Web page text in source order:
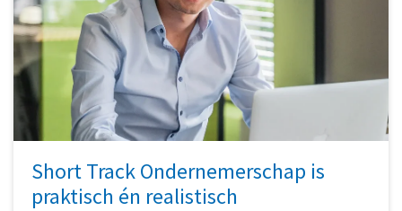
Short Track Ondernemerschap is
praktisch én realistisch